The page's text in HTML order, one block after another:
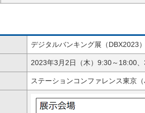
デジタルバンキング展（DBX2023）
2023年3月2日（木）9:30～18:00
ステーションコンファレンス東京（